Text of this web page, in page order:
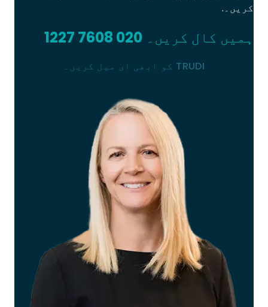
کریں۔.
ہمیں کال کریں۔ 020 7608 1227
TRUDI کو ابھی ای میل کریں۔